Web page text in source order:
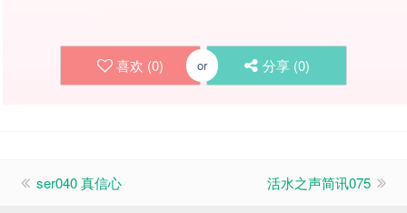
喜欢 (0) or 分享 (0)
ser040 真信心 活水之声简讯075